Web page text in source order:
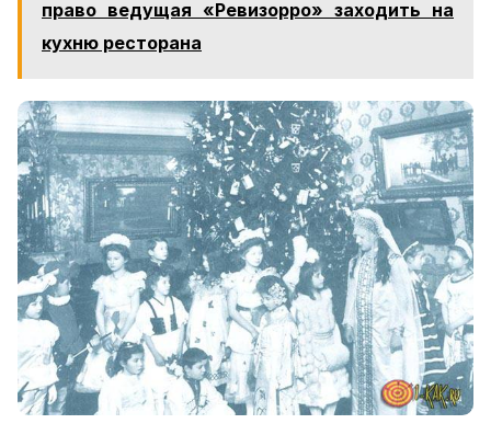
право ведущая «Ревизорро» заходить на
кухню ресторана